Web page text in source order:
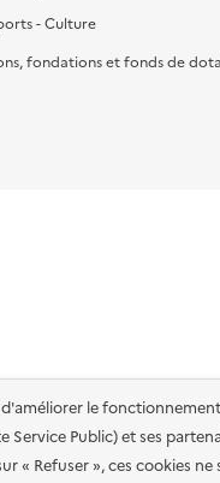
le
Service Public) et ses
« Refuser », ces cookies ne
- Culture
fondations et fonds de